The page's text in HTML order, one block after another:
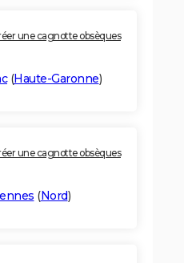
une cagnotte obsèques
(Haute-Garonne)
une cagnotte obsèques
(Nord)